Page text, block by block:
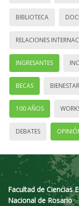
BIBLIOTECA
RELACIONES
INGRESANTES
BECAS
100 AÑOS
DEBATES
Facultad de Ciencias
Nacional de Rosario